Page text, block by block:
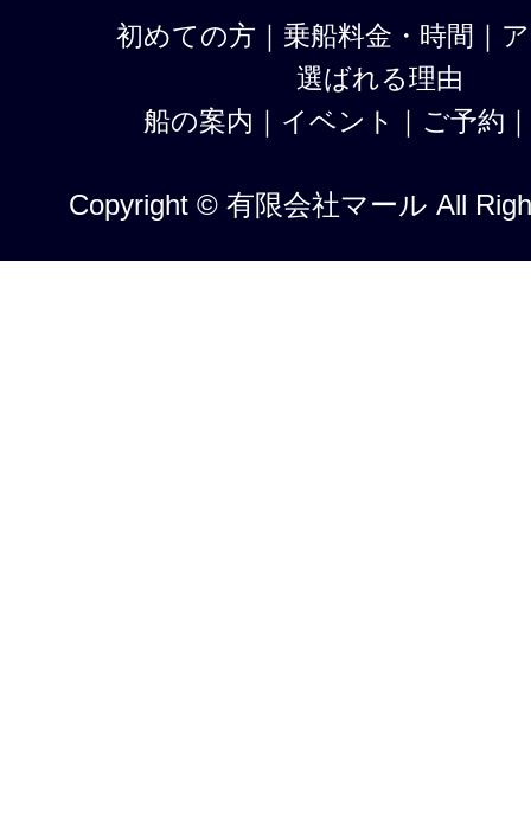
初めての方 ｜ 乗船料金・時間 ｜
選ばれる理由
船の案内 ｜ イベント ｜ ご予約 ｜
Copyright © 有限会社マール All